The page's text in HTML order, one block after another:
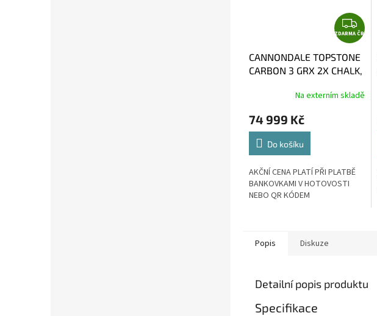
Z
D
A
R
A
ZDARMA ČR
CANNONDALE TOPSTONE
CARBON 3 GRX 2X CHALK,
Na externím skladě
74 999 Kč
Do košíku
AKČNÍ CENA PLATÍ PŘI PLATBĚ
BANKOVKAMI V HOTOVOSTI
NEBO QR KÓDEM
Popis Diskuze
Detailní popis produktu
Specifikace